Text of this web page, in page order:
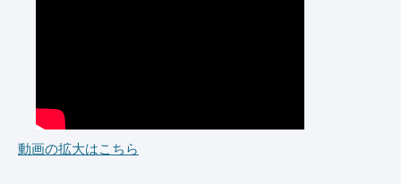
動画の拡大はこちら